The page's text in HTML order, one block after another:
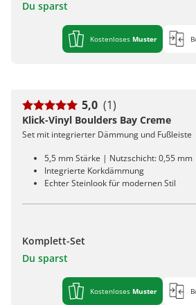
Du sparst
Kostenloses Muster
5,0 (1)
Klick-Vinyl Boulders Bay Creme
Set mit integrierter Dämmung und Fußleiste
5,5 mm Stärke | Nutzschicht: 0,55 mm
Integrierte Korkdämmung
Echter Steinlook für modernen Stil
Komplett-Set
Du sparst
Kostenloses Muster